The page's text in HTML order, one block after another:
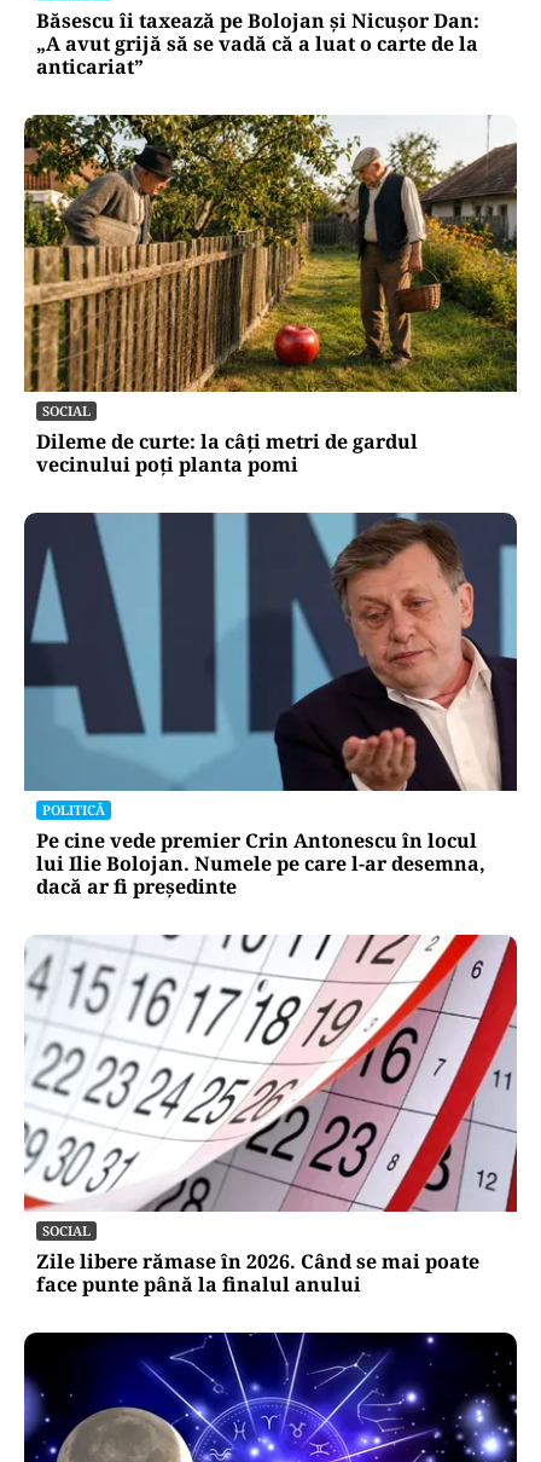
Băsescu îi taxează pe Bolojan și Nicușor Dan:
„A avut grijă să se vadă că a luat o carte de la
anticariat”
SOCIAL
Dileme de curte: la câți metri de gardul
vecinului poți planta pomi
POLITICĂ
Pe cine vede premier Crin Antonescu în locul
lui Ilie Bolojan. Numele pe care l-ar desemna,
dacă ar fi președinte
SOCIAL
Zile libere rămase în 2026. Când se mai poate
face punte până la finalul anului